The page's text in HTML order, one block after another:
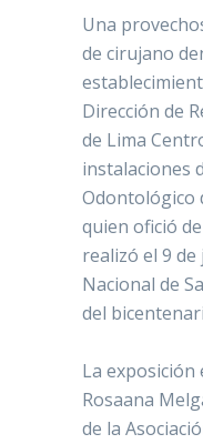
Una
de cirujano
Dirección de
de Lima
instalaciones
Odontológico
quien ofició
realizó el 9
Nacional de
del
La exposición
Rosaana
de la